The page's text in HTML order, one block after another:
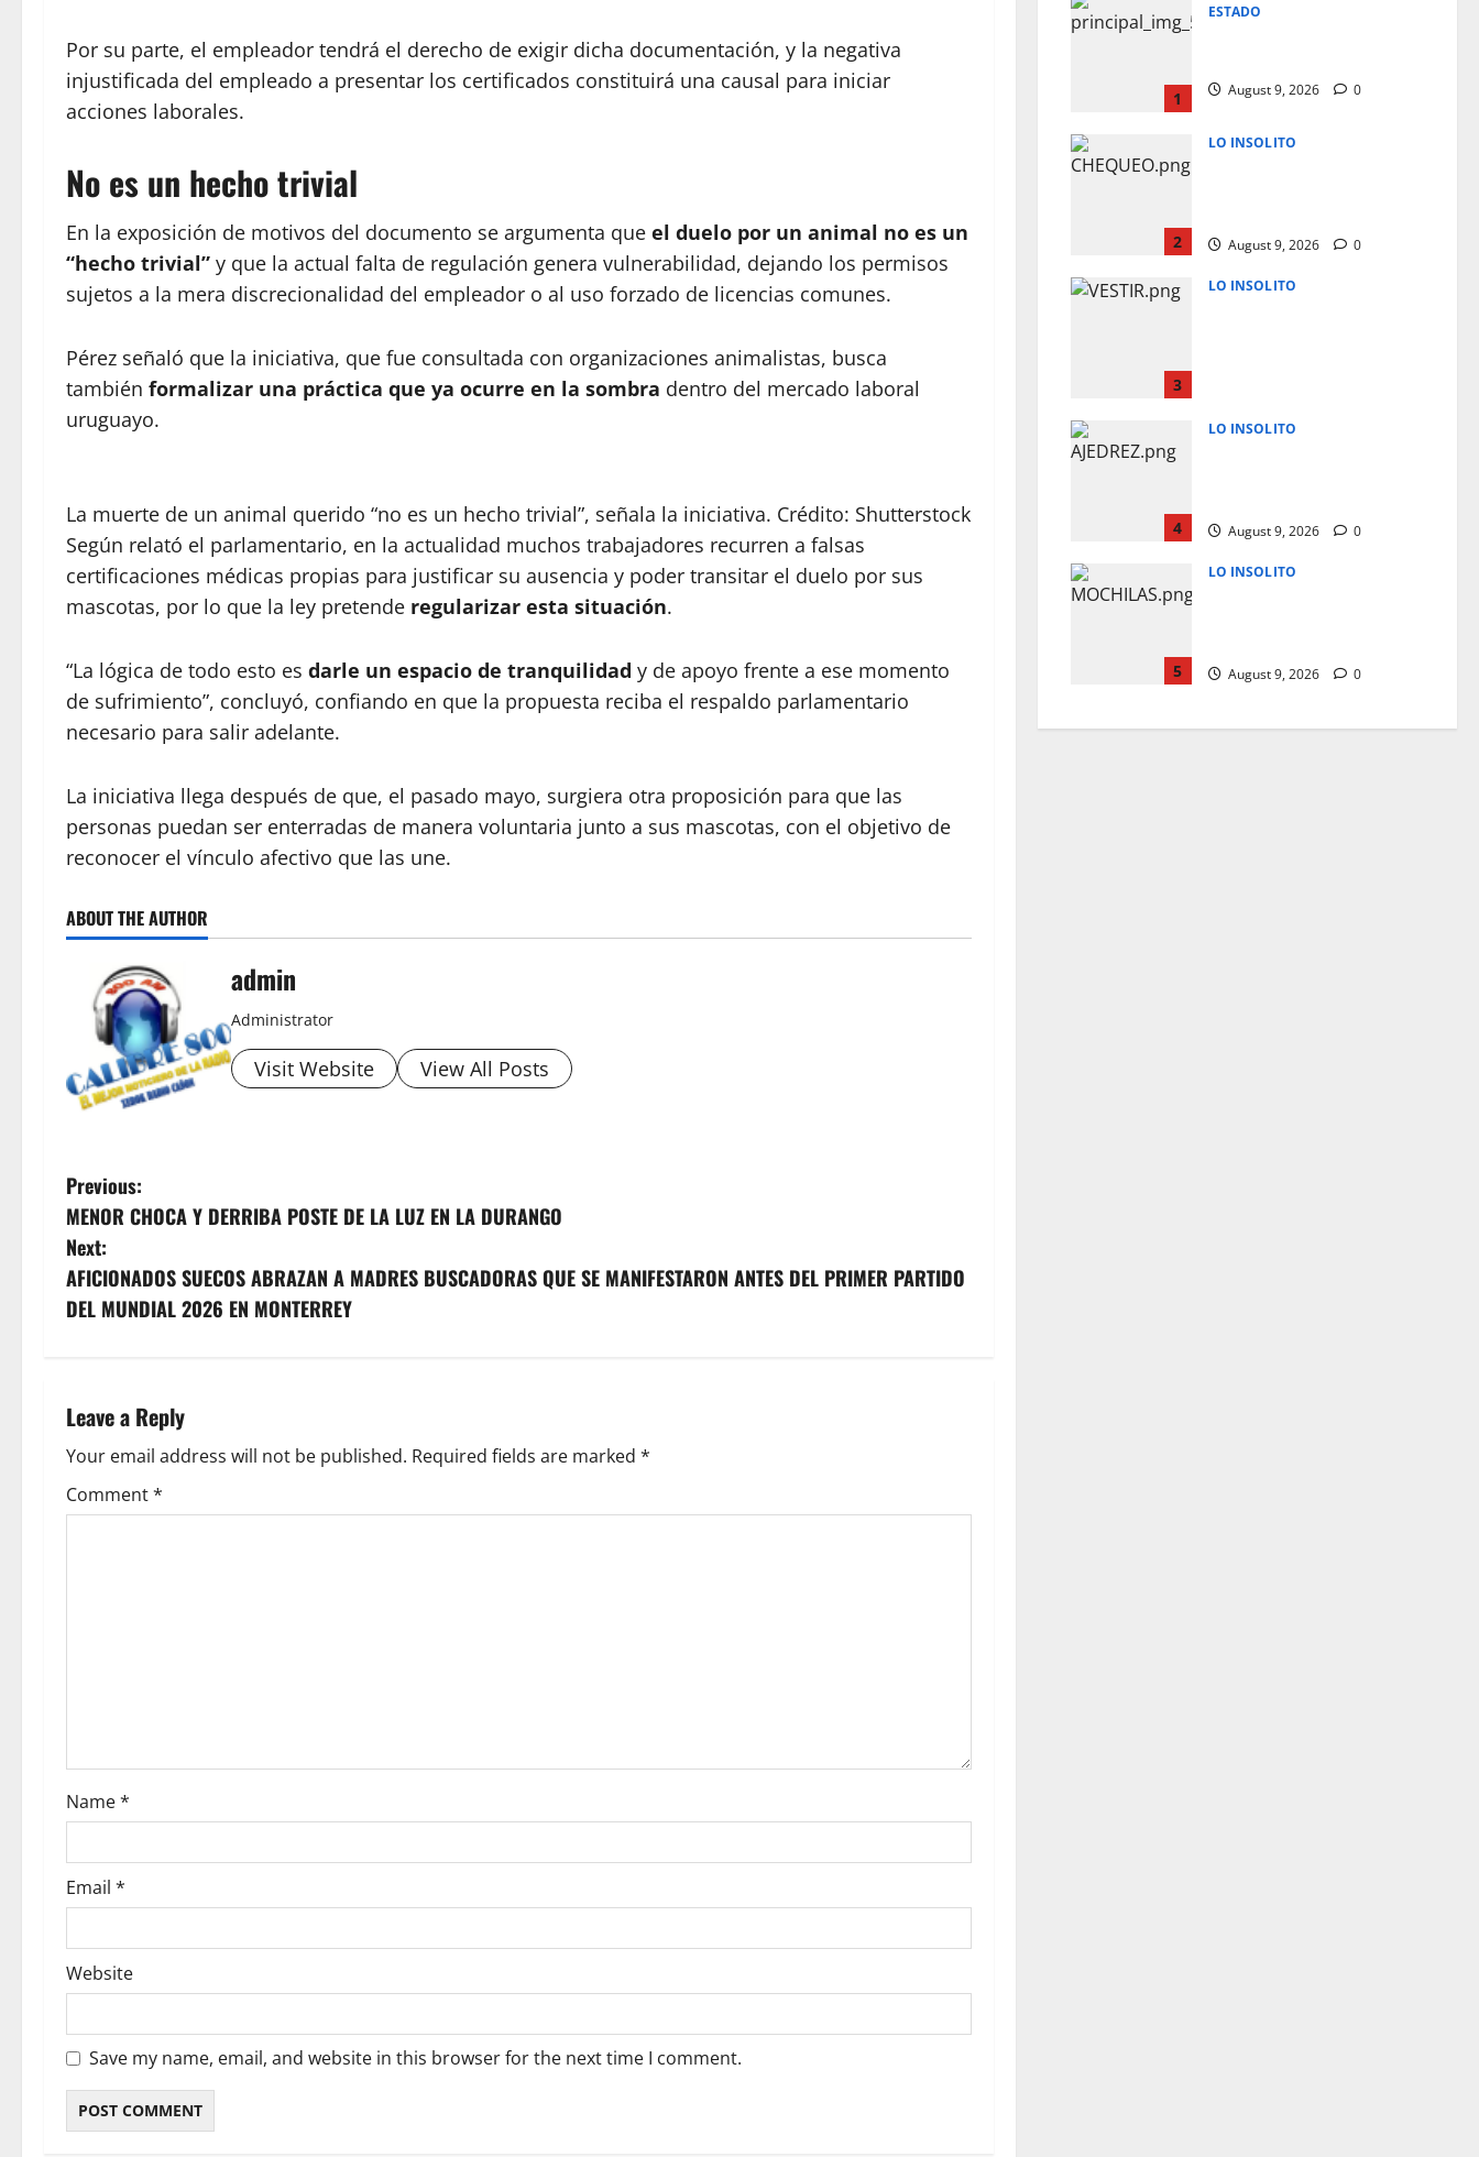
Por su parte, el empleador tendrá el derecho de exigir dicha documentación, y la negativa
injustificada del empleado a presentar los certificados constituirá una causal para iniciar
acciones laborales.
No es un hecho trivial
En la exposición de motivos del documento se argumenta que el duelo por un animal no es un
“hecho trivial” y que la actual falta de regulación genera vulnerabilidad, dejando los permisos
sujetos a la mera discrecionalidad del empleador o al uso forzado de licencias comunes.
Pérez señaló que la iniciativa, que fue consultada con organizaciones animalistas, busca
también formalizar una práctica que ya ocurre en la sombra dentro del mercado laboral
uruguayo.
La muerte de un animal querido “no es un hecho trivial”, señala la iniciativa. Crédito: Shutterstock
Según relató el parlamentario, en la actualidad muchos trabajadores recurren a falsas
certificaciones médicas propias para justificar su ausencia y poder transitar el duelo por sus
mascotas, por lo que la ley pretende regularizar esta situación.
“La lógica de todo esto es darle un espacio de tranquilidad y de apoyo frente a ese momento
de sufrimiento”, concluyó, confiando en que la propuesta reciba el respaldo parlamentario
necesario para salir adelante.
La iniciativa llega después de que, el pasado mayo, surgiera otra proposición para que las
personas puedan ser enterradas de manera voluntaria junto a sus mascotas, con el objetivo de
reconocer el vínculo afectivo que las une.
ABOUT THE AUTHOR
admin
Administrator
Visit Website View All Posts
P
o
s
t
a
v
i
n
Previous:
MENOR CHOCA Y DERRIBA POSTE DE LA LUZ EN LA DURANGO
Next:
AFICIONADOS SUECOS ABRAZAN A MADRES BUSCADORAS QUE SE MANIFESTARON ANTES DEL PRIMER PARTIDO
DEL MUNDIAL 2026 EN MONTERREY
Leave a Reply
Your email address will not be published. Required fields are marked *
Comment*
Name*
Email *
Website
Save my name, email, and website in this browser for the next time I comment.
1
ESTADO
August 9, 2026 0
2
LO INSOLITO
August 9, 2026 0
3
LO INSOLITO
4
LO INSOLITO
August 9, 2026 0
5
LO INSOLITO
August 9, 2026 0